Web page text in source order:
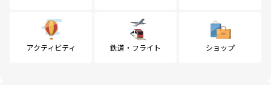
アクティビティ 鉄道・フライト ショップ